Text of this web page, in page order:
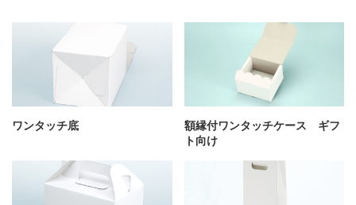
箱の材質
「印刷あり」お見積り
「印刷なし」お見積り
ワンタッチ底
額縁付ワンタッチケース ギフ
ト向け